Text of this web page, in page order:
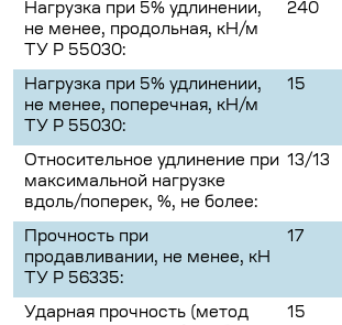
Нагрузка при 5% удлинении,
не менее, продольная, кН/м
ТУ Р 55030:
240
Нагрузка при 5% удлинении,
не менее, поперечная, кН/м
ТУ Р 55030:
15
Относительное удлинение при
максимальной нагрузке
вдоль/поперек, %, не более:
13/13
Прочность при
продавливании, не менее, кН
ТУ Р 56335:
17
Ударная прочность (метод
15